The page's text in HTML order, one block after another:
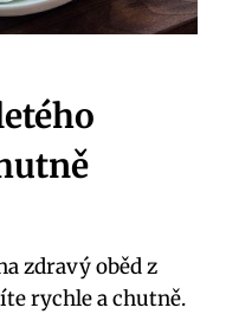
zdravý oběd z
rychle a chutně.